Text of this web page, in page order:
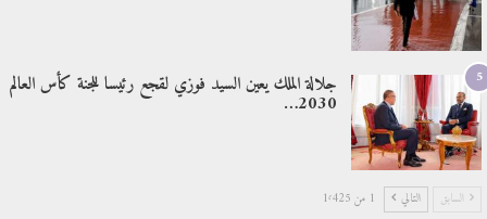
5 جلالة الملك يعين السيد فوزي لقجع رئيسا للجنة كأس العالم
2030…
السابق التالي 1 من 1٬425